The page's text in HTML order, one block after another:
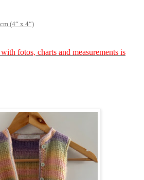
(4“ x 4“)
fotos, charts and measurements is